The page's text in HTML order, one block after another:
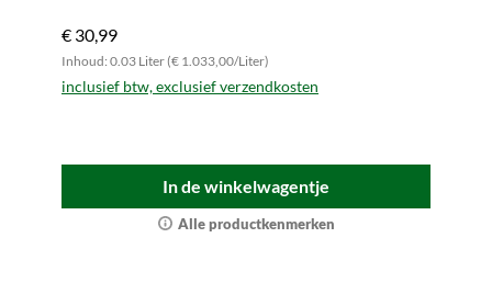
€ 30,99
Inhoud: 0.03 Liter (€ 1.033,00/Liter)
inclusief btw, exclusief verzendkosten
In de winkelwagentje
Alle productkenmerken